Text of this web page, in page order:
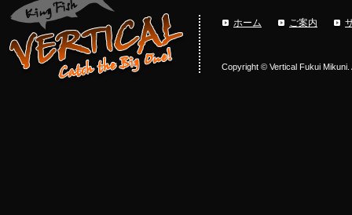
ホーム ご案内
Copyright © Vertical Fukui